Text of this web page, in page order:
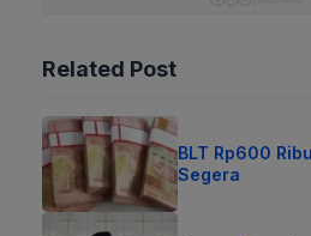
Related Post
BLT Rp600
Segera